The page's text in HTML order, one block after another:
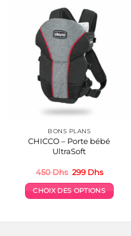
BONS PLANS
CHICCO – Porte bébé
UltraSoft
450Dhs Le
initial
était :
299 DhsLe
actuel
est :
CHOIX DES OPTIONS